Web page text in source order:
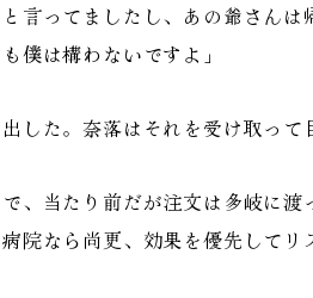
言ってましたし、あの爺さん
僕は構わないですよ」
た。奈落はそれを受け取って
当たり前だが注文は多岐に
なら尚更、効果を優先してリ